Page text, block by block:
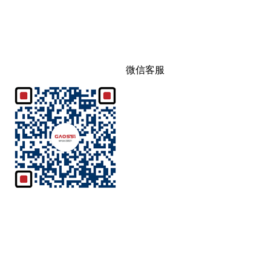
微信客服